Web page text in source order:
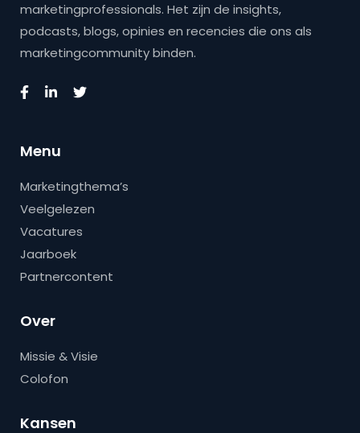
marketingprofessionals. Het zijn de insights,
podcasts, blogs, opinies en recencies die ons als
marketingcommunity binden.
Menu
Marketingthema’s
Veelgelezen
Vacatures
Jaarboek
Partnercontent
Over
Missie & Visie
Colofon
Kansen